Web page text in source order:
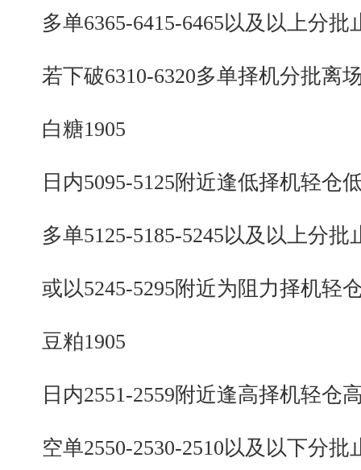
多单6365-6415-6465以及以上分批
若下破6310-6320多单择机分批离
白糖1905
日内5095-5125附近逢低择机轻仓
多单5125-5185-5245以及以上分批
或以5245-5295附近为阻力择机轻
豆粕1905
日内2551-2559附近逢高择机轻仓
空单2550-2530-2510以及以下分批